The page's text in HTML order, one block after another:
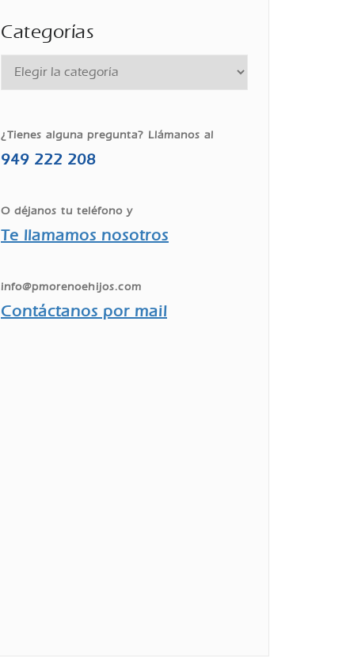
Categorías
¿Tienes alguna pregunta? Llámanos al
949 222 208
O déjanos tu teléfono y
Te llamamos nosotros
info@pmorenoehijos.com
Contáctanos por mail